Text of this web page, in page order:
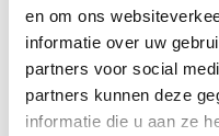
en om ons
informatie over uw
partners voor social
partners kunnen deze
informatie die u aan ze
VOETENSTER IN